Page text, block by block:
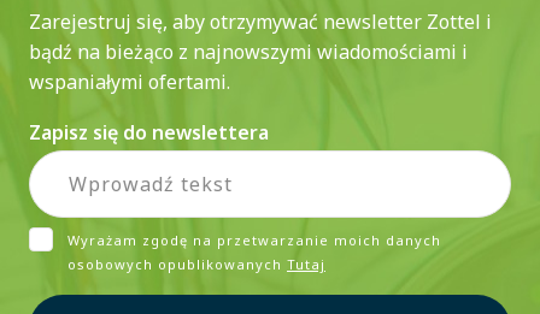
Zarejestruj się, aby otrzymywać newsletter Zottel i
bądź na bieżąco z najnowszymi wiadomościami i
wspaniałymi ofertami.
Zapisz się do newslettera
Wyrażam zgodę na przetwarzanie moich danych
osobowych opublikowanych Tutaj